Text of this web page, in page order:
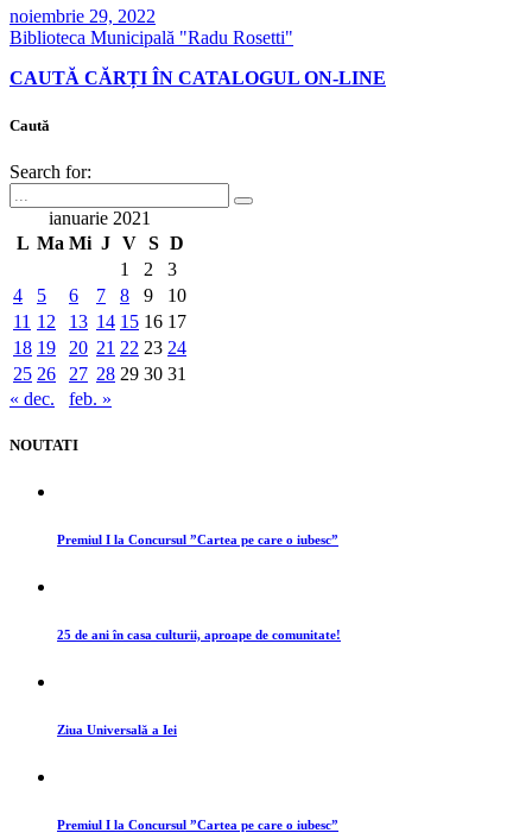
noiembrie 29, 2022
Biblioteca Municipală "Radu Rosetti"
CAUTĂ CĂRȚI ÎN CATALOGUL ON-LINE
Caută
Search for:
ianuarie 2021
L Ma Mi J V S D
1
2
3
4
5 6 7 8 9
10
11 12 13 14 15 16 17
18 19 20 21 22 23 24
25 26 27 28 29 30 31
« dec.
feb. »
NOUTATI
Premiul I la Concursul ”Cartea pe care o iubesc”
25 de ani în casa culturii, aproape de comunitate!
Ziua Universală a Iei
Premiul I la Concursul ”Cartea pe care o iubesc”